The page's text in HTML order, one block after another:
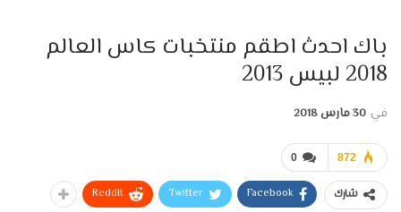
باك احدث اطقم منتخبات كاس العالم
2018 لبيس 2013
في 30 مارس 2018
0 872
شارك Facebook
Twitter
ReddIt